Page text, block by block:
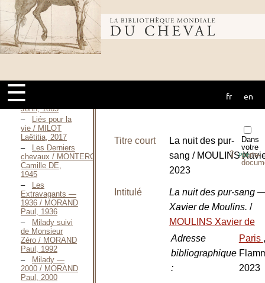
Bibliothèque
mondiale du
cheval
☰ fr en
Cormac, 1993
passage / MCCARTHY
Cormac, 1997
Des villes
secrets / MILLS
John, 1863
Liés pour la
vie / MILOT
Laëtitia, 2017
Les Derniers
chevaux / MONTERGON
Camille DE,
1945
Les
Extravagants —
1936 / MORAND
Paul, 1936
Milady suivi
de Monsieur
Zéro / MORAND
Paul, 1992
Milady —
2000 / MORAND
Paul, 2000
Dans
votre
porte-
⇪PDF
Titre court
La nuit des pur-
sang / MOULINS
2023
Intitulé
La nuit des pur-sang
Xavier de Moulins. /
MOULINS Xavier de
Adresse
bibliographique
:
Paris ,
2023